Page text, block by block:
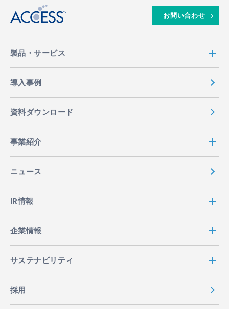
お問い合わせ
製品・サービス
導入事例
資料ダウンロード
事業紹介
ニュース
IR情報
企業情報
サステナビリティ
採用